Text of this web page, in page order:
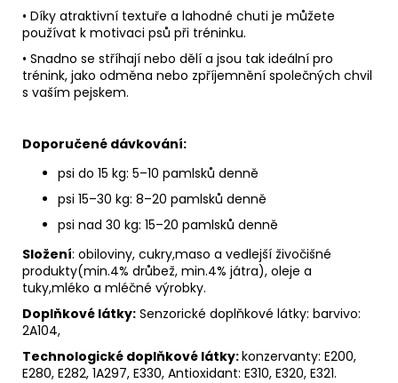
• Díky atraktivní textuře a lahodné chuti je můžete
používat k motivaci psů při tréninku.
• Snadno se stříhají nebo dělí a jsou tak ideální pro
trénink, jako odměna nebo zpříjemnění společných chvil
s vaším pejskem.
Doporučené dávkování:
psi do 15 kg: 5–10 pamlsků denně
psi 15–30 kg: 8–20 pamlsků denně
psi nad 30 kg: 15–20 pamlsků denně
Složení: obiloviny, cukry,maso a vedlejší živočišné
produkty(min.4% drůbež, min.4% játra), oleje a
tuky,mléko a mléčné výrobky.
Doplňkové látky: Senzorické doplňkové látky: barvivo:
2A104,
Technologické doplňkové látky:konzervanty: E200,
E280, E282, 1A297, E330, Antioxidant: E310, E320, E321.